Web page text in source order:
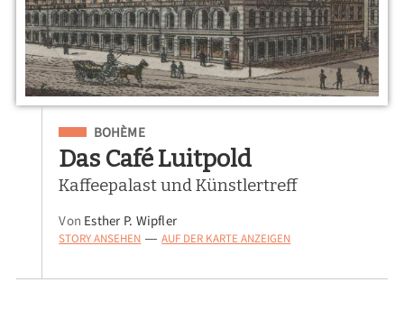
Eingeordnet unter
BOHÈME
Das Café Luitpold
Kaffeepalast und Künstlertreff
Von Esther P. Wipfler
STORY ANSEHEN — AUF DER KARTE ANZEIGEN